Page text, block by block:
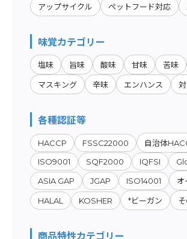
アップサイクル ペットフード対応
味覚カテゴリー
塩味 旨味 酸味 甘味 苦味
マスキング 辛味 エンハンス
各種認証等
HACCP FSSC22000
自治体
ISO9001
SQF2000 IQFSI
ASIA GAP
JGAP ISO14001 オ
HALAL KOSHER *ビーガン
商品特性カテゴリー